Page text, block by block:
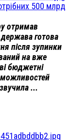
500 млрд
отримав
готова
після зупинки
на вже
бюджетні
...